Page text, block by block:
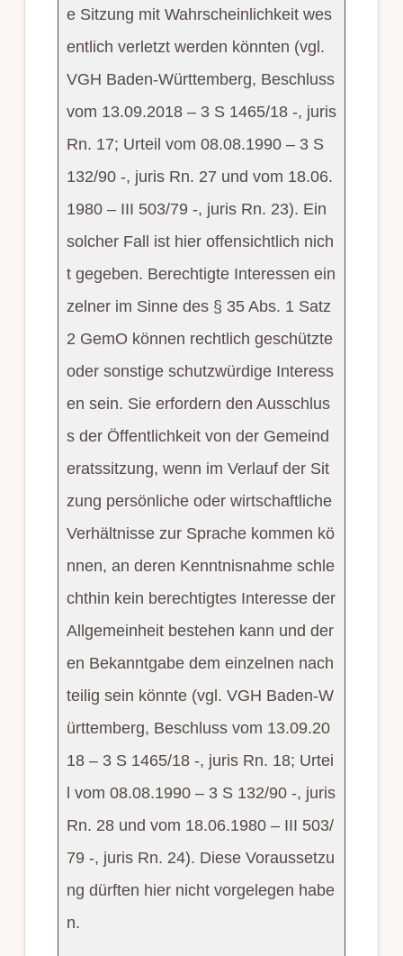
e Sitzung mit Wahrscheinlichkeit wes
entlich verletzt werden könnten (vgl.
VGH Baden-Württemberg, Beschluss
vom 13.09.2018 – 3 S 1465/18 -, juris
Rn. 17; Urteil vom 08.08.1990 – 3 S
132/90 -, juris Rn. 27 und vom 18.06.
1980 – III 503/79 -, juris Rn. 23). Ein
solcher Fall ist hier offensichtlich nich
t gegeben. Berechtigte Interessen ein
zelner im Sinne des § 35 Abs. 1 Satz
2 GemO können rechtlich geschützte
oder sonstige schutzwürdige Interess
en sein. Sie erfordern den Ausschlus
s der Öffentlichkeit von der Gemeind
eratssitzung, wenn im Verlauf der Sit
zung persönliche oder wirtschaftliche
Verhältnisse zur Sprache kommen kö
nnen, an deren Kenntnisnahme schle
chthin kein berechtigtes Interesse der
Allgemeinheit bestehen kann und der
en Bekanntgabe dem einzelnen nach
teilig sein könnte (vgl. VGH Baden-W
ürttemberg, Beschluss vom 13.09.20
18 – 3 S 1465/18 -, juris Rn. 18; Urtei
l vom 08.08.1990 – 3 S 132/90 -, juris
Rn. 28 und vom 18.06.1980 – III 503/
79 -, juris Rn. 24). Diese Voraussetzu
ng dürften hier nicht vorgelegen habe
n.